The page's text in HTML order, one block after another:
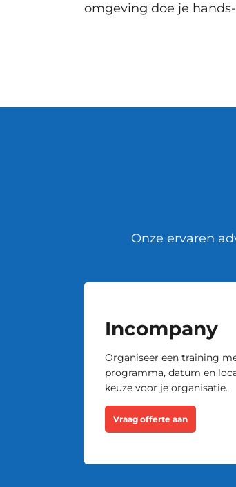
omgeving doe je
Onze ervaren
Incompany
Organiseer een training
programma, datum en
keuze voor je organisatie.
Vraag offerte aan